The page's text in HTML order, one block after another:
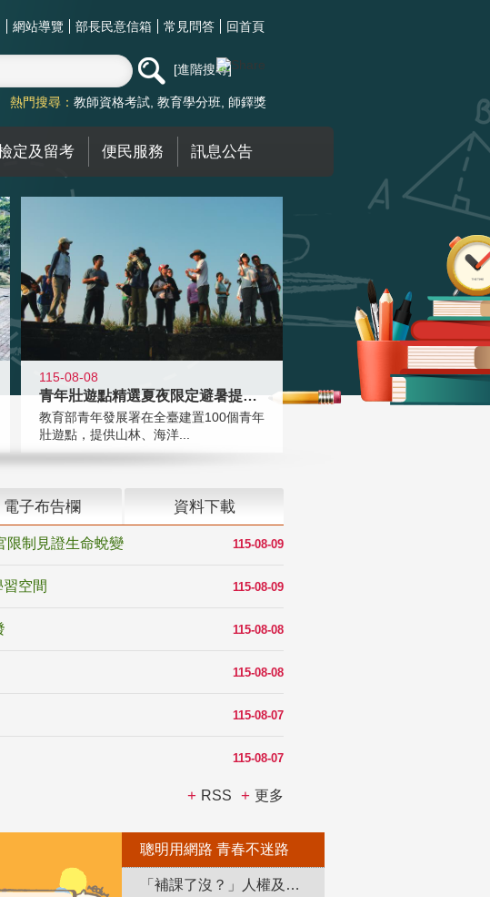
網站導覽 部長民意信箱 常見問答 回首頁
進階搜尋
熱門搜尋： 教師資格考試 教育學分班 師鐸獎
定及留考 便民服務 訊息公告
115-08-08
青年壯遊點精選夏夜限定避暑提案 漫
教育部青年發展署在全臺建置100個青年
壯遊點，提供山林、海洋...
電子布告欄 資料下載
115-08-09
限制見證生命蛻變
115-08-09
空間
115-08-08
115-08-08
115-08-07
115-08-07
RSS 更多
聰明用網路 青春不迷路
「補課了沒？」人權及轉型正義教育專區